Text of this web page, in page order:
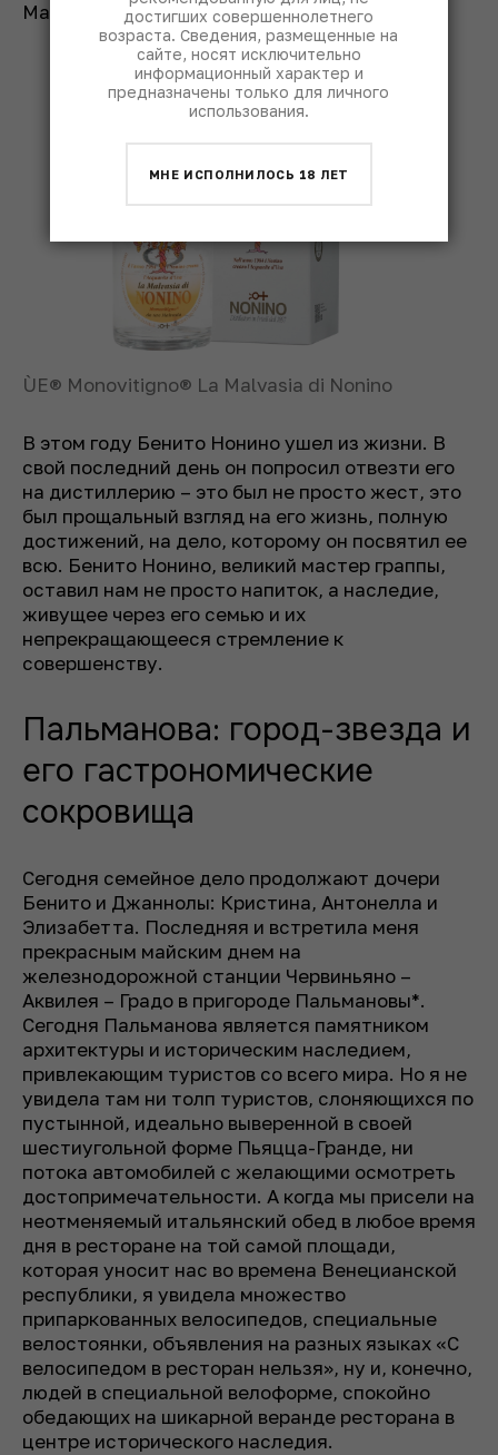
Malvasia di Nonino.
ÙE® Monovitigno® La Malvasia di Nonino
В этом году Бенито Нонино ушел из жизни. В
свой последний день он попросил отвезти его
на дистиллерию – это был не просто жест, это
был прощальный взгляд на его жизнь, полную
достижений, на дело, которому он посвятил ее
всю. Бенито Нонино, великий мастер граппы,
оставил нам не просто напиток, а наследие,
живущее через его семью и их
непрекращающееся стремление к
совершенству.
Пальманова: город-звезда и
его гастрономические
сокровища
Сегодня семейное дело продолжают дочери
Бенито и Джаннолы: Кристина, Антонелла и
Элизабетта. Последняя и встретила меня
прекрасным майским днем на
железнодорожной станции Червиньяно –
Аквилея – Градо в пригороде Пальмановы*.
Сегодня Пальманова является памятником
архитектуры и историческим наследием,
привлекающим туристов со всего мира. Но я не
увидела там ни толп туристов, слоняющихся по
пустынной, идеально выверенной в своей
шестиугольной форме Пьяцца-Гранде, ни
потока автомобилей с желающими осмотреть
достопримечательности. А когда мы присели на
неотменяемый итальянский обед в любое время
дня в ресторане на той самой площади,
которая уносит нас во времена Венецианской
республики, я увидела множество
припаркованных велосипедов, специальные
велостоянки, объявления на разных языках «С
велосипедом в ресторан нельзя», ну и, конечно,
людей в специальной велоформе, спокойно
обедающих на шикарной веранде ресторана в
центре исторического наследия.
достигших совершеннолетнего
возраста. Сведения, размещенные на
сайте, носят исключительно
информационный характер и
предназначены только для личного
использования.
МНЕ ИСПОЛНИЛОСЬ 18 ЛЕТ